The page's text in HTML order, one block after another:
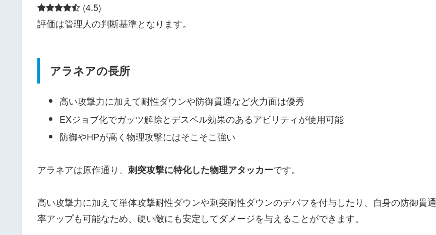
(4.5)
評価は管理人の判断基準となります。
アラネアの長所
高い攻撃力に加えて耐性ダウンや防御貫通など火力面は優秀
EXジョブ化でガッツ解除とデスペル効果のあるアビリティが使用可能
防御やHPが高く物理攻撃にはそこそこ強い
アラネアは原作通り、 刺突攻撃に特化した物理アタッカーです。
高い攻撃力に加えて単体攻撃耐性ダウンや刺突耐性ダウンのデバフを付与したり、自身の防御貫通
率アップも可能なため、硬い敵にも安定してダメージを与えることができます。